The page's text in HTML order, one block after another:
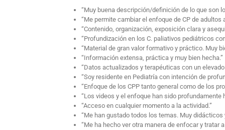
“Muy buena descripción/definición de lo que son
“Me permite cambiar el enfoque de CP de adultos
“Contenido, organización, exposición clara y
“Profundización en los C. paliativos pediátricos
“Material de gran valor formativo y práctico. Muy
“Información extensa, práctica y muy bien hecha.”
“Datos actualizados y terapéuticas con un
“Soy residente en Pediatría con intención de
“Enfoque de los CPP tanto general como de los
“Los videos y el enfoque han sido
“Acceso en cualquier momento a la actividad.”
“Me han gustado todos los temas. Muy
“Me ha hecho ver otra manera de enfocar y